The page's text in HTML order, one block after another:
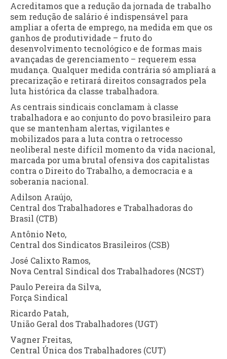
Acreditamos que a redução da jornada de trabalho
sem redução de salário é indispensável para
ampliar a oferta de emprego, na medida em que os
ganhos de produtividade – fruto do
desenvolvimento tecnológico e de formas mais
avançadas de gerenciamento – requerem essa
mudança. Qualquer medida contrária só ampliará a
precarização e retirará direitos consagrados pela
luta histórica da classe trabalhadora.
As centrais sindicais conclamam à classe
trabalhadora e ao conjunto do povo brasileiro para
que se mantenham alertas, vigilantes e
mobilizados para a luta contra o retrocesso
neoliberal neste difícil momento da vida nacional,
marcada por uma brutal ofensiva dos capitalistas
contra o Direito do Trabalho, a democracia e a
soberania nacional.
Adilson Araújo,
Central dos Trabalhadores e Trabalhadoras do
Brasil (CTB)
Antônio Neto,
Central dos Sindicatos Brasileiros (CSB)
José Calixto Ramos,
Nova Central Sindical dos Trabalhadores (NCST)
Paulo Pereira da Silva,
Força Sindical
Ricardo Patah,
União Geral dos Trabalhadores (UGT)
Vagner Freitas,
Central Única dos Trabalhadores (CUT)